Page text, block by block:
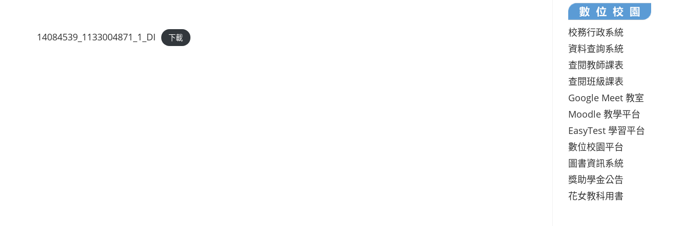
14084539_1133004871_1_DI 下載
校務行政系統
資料查詢系統
查閱教師課表
查閱班級課表
Google Meet 教室
Moodle 教學平台
EasyTest 學習平台
數位校園平台
圖書資訊系統
獎助學金公告
花女教科用書